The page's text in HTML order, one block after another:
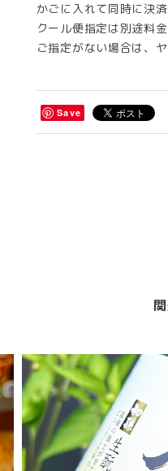
かごに入れて同時に決
クール便指定は別途料
ご指定がない場合は、
Save